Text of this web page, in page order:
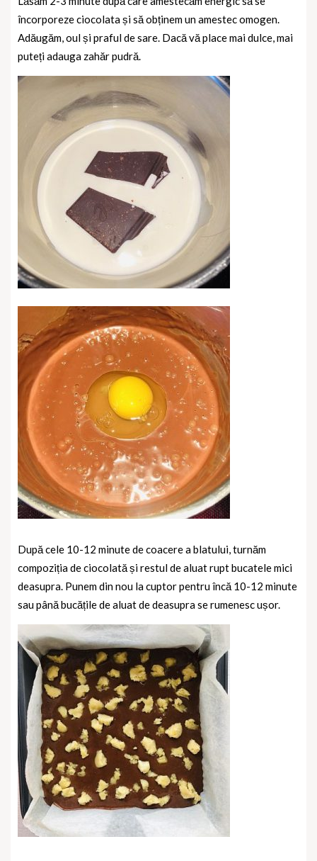
încorporeze ciocolata și să obținem un amestec omogen.
Adăugăm, oul și praful de sare. Dacă vă place mai dulce, mai
puteți adauga zahăr pudră.
După cele 10-12 minute de coacere a blatului, turnăm
compoziția de ciocolată și restul de aluat rupt bucatele mici
deasupra. Punem din nou la cuptor pentru încă 10-12 minute
sau până bucățile de aluat de deasupra se rumenesc ușor.